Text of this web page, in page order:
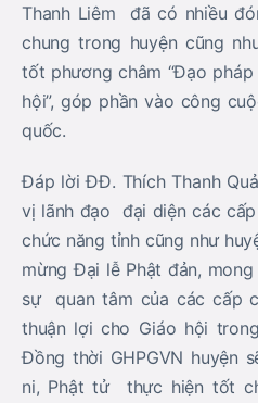
Thanh Liêm đã có nhiều
chung trong huyện cũng
tốt phương châm “Đạo
hội”, góp phần vào công
quốc.
Đáp lời ĐĐ. Thích Thanh
vị lãnh đạo đại diện các
chức năng tỉnh cũng như
mừng Đại lễ Phật đản,
sự quan tâm của các cấp
thuận lợi cho Giáo hội
Đồng thời GHPGVN huyện
ni, Phật tử thực hiện tốt